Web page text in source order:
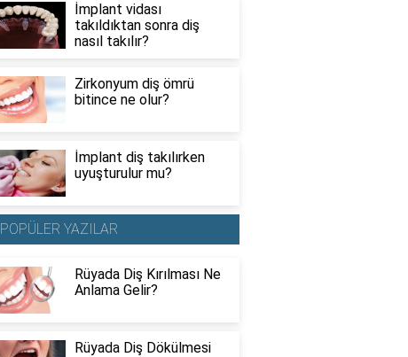
İmplant vidası
takıldıktan sonra diş
nasıl takılır?
Zirkonyum diş ömrü
bitince ne olur?
İmplant diş takılırken
uyuşturulur mu?
POPÜLER YAZILAR
Rüyada Diş Kırılması Ne
Anlama Gelir?
Rüyada Diş Dökülmesi